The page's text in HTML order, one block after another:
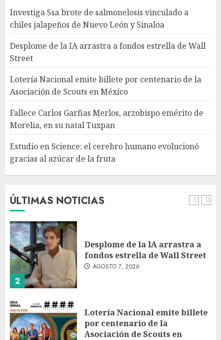
Investiga Ssa brote de salmonelosis vinculado a
chiles jalapeños de Nuevo León y Sinaloa
Desplome de la IA arrastra a fondos estrella de Wall
Street
Lotería Nacional emite billete por centenario de la
Asociación de Scouts en México
Fallece Carlos Garfias Merlos, arzobispo emérito de
Morelia, en su natal Tuxpan
Estudio en Science: el cerebro humano evolucionó
gracias al azúcar de la fruta
ÚLTIMAS NOTICIAS
4
Fallece Carlos Garfias Merlos,
arzobispo emérito de Morelia,
en su natal Tuxpan
AGOSTO 7, 2026
5
Estudio en Science: el cerebro
humano evolucionó gracias al
azúcar de la fruta
AGOSTO 7, 2026
1
Investiga Ssa brote de
AGOSTO 7, 2026
2
Desplome de la IA arrastra a
fondos estrella de Wall Street
AGOSTO 7, 2026
Lotería Nacional emite billete
por centenario de la
Asociación de Scouts en